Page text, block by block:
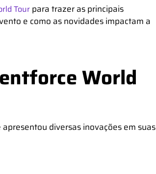
Tour para trazer as principais
e como as novidades impactam a
World
diversas inovações em suas